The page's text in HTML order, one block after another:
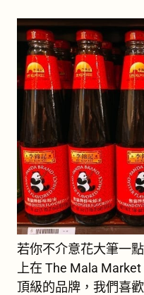
若你不介意花大筆一
上在 The Mala
頂級的品牌，我們喜